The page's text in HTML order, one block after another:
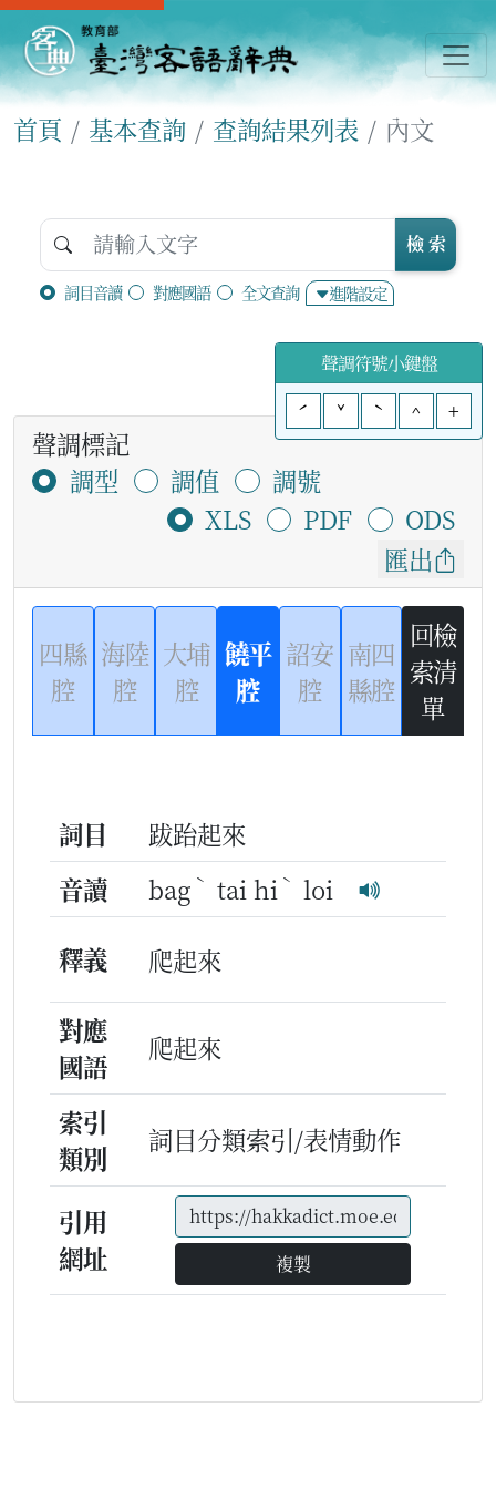
首頁 基本查詢 查詢結果列表 內文
詞目音讀 對應國語 全文查詢 進階設定
檢 索
聲調符號小鍵盤
ˊ
ˇ ˋ ^ +
聲調標記
調型
調值
調號
XLS
PDF
ODS
匯出
四縣
腔
海陸
腔
大埔
腔
饒平
腔
詔安
腔
南四
縣腔
回檢
索清
單
詞目
跋跆起來
音讀
bag ˋ tai hi ˋ loi
釋義
爬起來
對應
國語
爬起來
索引
類別
詞目分類索引/表情動作
引用
網址
複製